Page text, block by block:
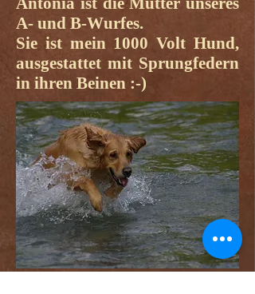
A- und B-Wurfes.
Sie ist mein 1000 Volt Hund,
ausgestattet mit Sprungfedern
in ihren Beinen :-)